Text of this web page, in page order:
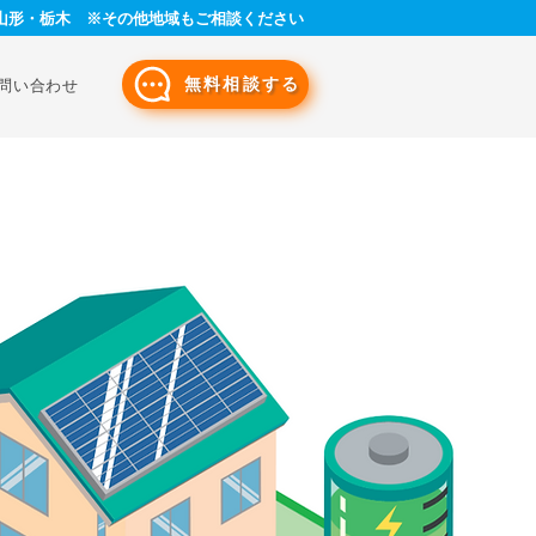
形・栃木 ※その他地域もご相談ください
い合わせ 無料相談する